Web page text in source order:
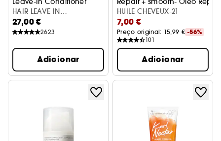
Bruma Capilar
HAIR LEAVE IN
CONDITIONER 210ML
27,00 €
2623
Adicionar
HUILE CHEVEUX-21
7,00 €
Preço original: 15,99 € -56%
101
Adicionar